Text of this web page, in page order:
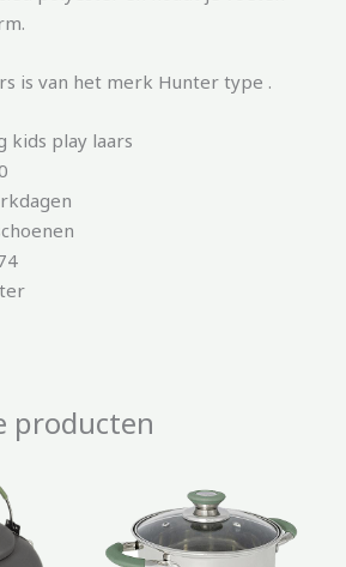
is van het merk Hunter type .
kids play laars
producten